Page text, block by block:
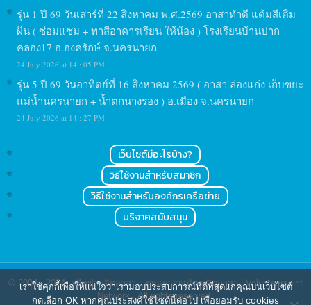
รุ่น 1 ปี 69 วันเสาร์ที่ 22 สิงหาคม พ.ศ.2569 อาสาทำดี แต้มสีเติม
ฝัน ( ซ่อมแซม + ทาสีอาคารเรียน ให้น้อง ) โรงเรียนบ้านปาก
คลอง17 อ.องครักษ์ จ.นครนายก
24 July 2026 at 14 : 05 PM
รุ่น 5 ปี 69 วันอาทิตย์ที่ 16 สิงหาคม 2569 ( อาสา ล่องแก่ง เก็บขยะ
แม่น้ำนครนายก + น้ำตกนางรอง ) อ.เมือง จ.นครนายก
24 July 2026 at 14 : 27 PM
เว็บไซต์มีอะไรบ้าง?
วิธีใช้งานสำหรับสมาชิก
วิธีใช้งานสำหรับองค์กรเครือข่าย
บริจาคสนับสนุน
© 2004 - 2024เครือข่ายจิตอาสา : งานอาสาสมัคร จิตอาสา | Volunteerspirit
Network . All rights reserved.
เราใช้คุกกี้เพื่อให้แน่ใจว่าเรามอบประสบการณ์ที่ดีที่สุดแก่คุณบนเว็บไซต์
กดเลือก OK หากคุณประสงค์ใช้ไซต์นี้ต่อไป เพื่อยอมรับ cookies